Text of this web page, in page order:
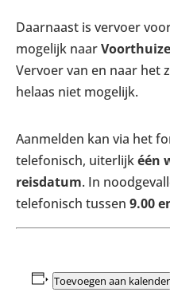
Daarnaast is vervoer
mogelijk naar
Vervoer van en naar het
helaas niet mogelijk.
Aanmelden kan via het
telefonisch, uiterlijkéén
reisdatum. In
telefonisch tussen 9.00
Toevoegen aan kalender